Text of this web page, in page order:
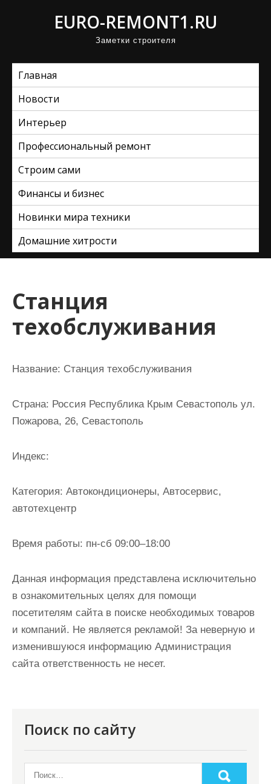
EURO-REMONT1.RU
Заметки строителя
Главная
Новости
Интерьер
Профессиональный ремонт
Строим сами
Финансы и бизнес
Новинки мира техники
Домашние хитрости
Станция
техобслуживания
Название: Станция техобслуживания
Страна: Россия Республика Крым Севастополь ул.
Пожарова, 26, Севастополь
Индекс:
Категория: Автокондиционеры, Автосервис,
автотехцентр
Время работы: пн-сб 09:00–18:00
Данная информация представлена исключительно
в ознакомительных целях для помощи
посетителям сайта в поиске необходимых товаров
и компаний. Не является рекламой! За неверную и
изменившуюся информацию Администрация
сайта ответственность не несет.
Поиск по сайту